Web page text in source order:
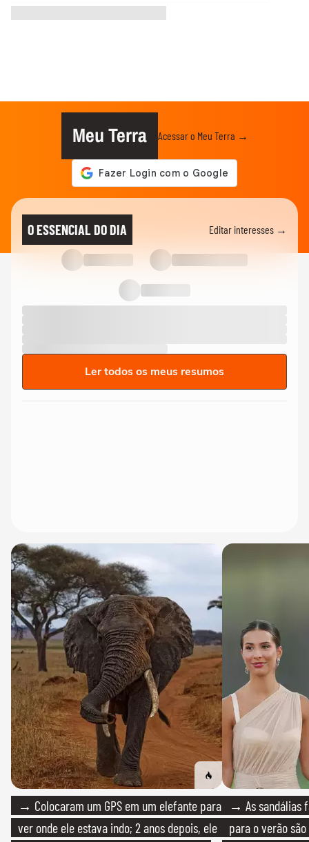
Meu Terra Acessar o Meu Terra →
O ESSENCIAL DO DIA Editar interesses →
Ler todos os meus resumos
→ Colocaram um GPS em um elefante para
ver onde ele estava indo; 2 anos depois, ele
→ As sandálias
para o verão